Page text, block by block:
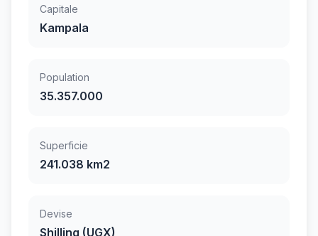
Capitale
Kampala
Population
35.357.000
Superficie
241.038 km2
Devise
Shilling (UGX)